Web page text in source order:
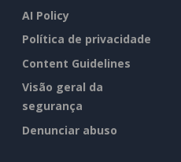
AI Policy
Política de privacidade
Content Guidelines
Visão geral da
segurança
Denunciar abuso